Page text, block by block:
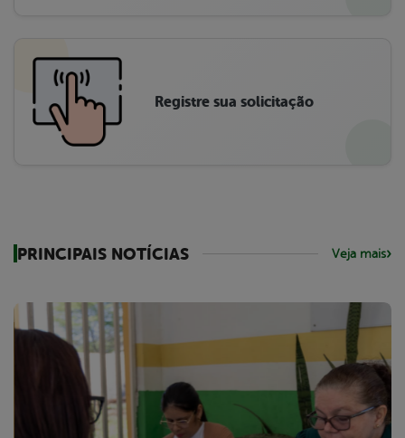
Registre sua solicitação
PRINCIPAIS NOTÍCIAS Veja mais